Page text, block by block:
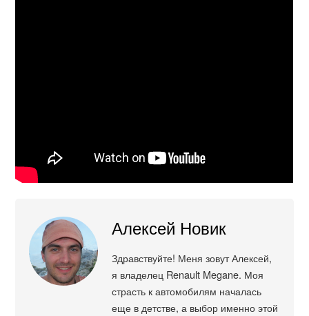
Алексей Новик
Здравствуйте! Меня зовут Алексей,
я владелец Renault Megane. Моя
страсть к автомобилям началась
еще в детстве, а выбор именно этой